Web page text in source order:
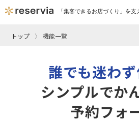
「集客できるお店づくり」を支
トップ 機能一覧
誰でも迷わ
シンプルでか
予約フォ